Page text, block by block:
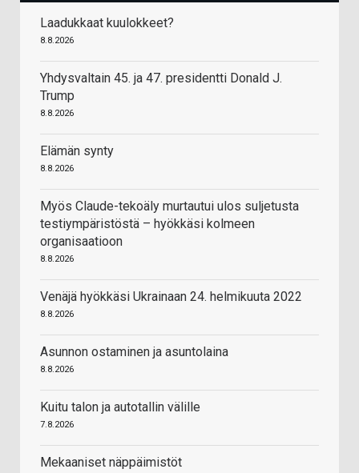
Laadukkaat kuulokkeet?
8.8.2026
Yhdysvaltain 45. ja 47. presidentti Donald J.
Trump
8.8.2026
Elämän synty
8.8.2026
Myös Claude-tekoäly murtautui ulos suljetusta
testiympäristöstä – hyökkäsi kolmeen
organisaatioon
8.8.2026
Venäjä hyökkäsi Ukrainaan 24. helmikuuta 2022
8.8.2026
Asunnon ostaminen ja asuntolaina
8.8.2026
Kuitu talon ja autotallin välille
7.8.2026
Mekaaniset näppäimistöt